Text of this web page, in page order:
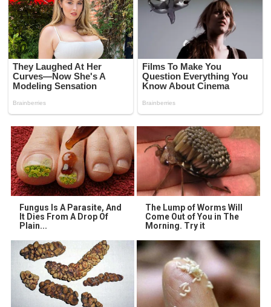
Fungus Is A Parasite, And
It Dies From A Drop Of
Plain...
The Lump of Worms Will
Come Out of You in The
Morning. Try it